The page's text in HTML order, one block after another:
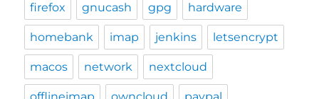
firefox gnucash gpg hardware
homebank imap jenkins letsencrypt
macos network nextcloud